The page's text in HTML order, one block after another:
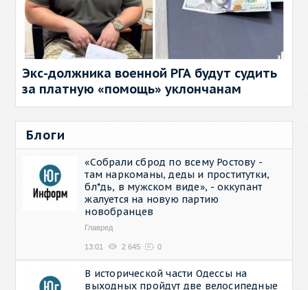
Экс-должника военной РГА будут судить
за платную «помощь» уклончанам
Блоги
«Собрали сброд по всему Ростову -
там наркоманы, деды и проститутки,
бл*дь, в мужском виде», - оккупант
жалуется на новую партию
новобранцев
Главред
13:01 2 645 0
В исторической части Одессы на
выходных пройдут две велосипедные